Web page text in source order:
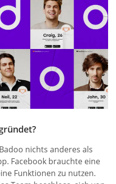
nichts anderes als
Facebook brauchte eine
Funktionen zu nutzen.